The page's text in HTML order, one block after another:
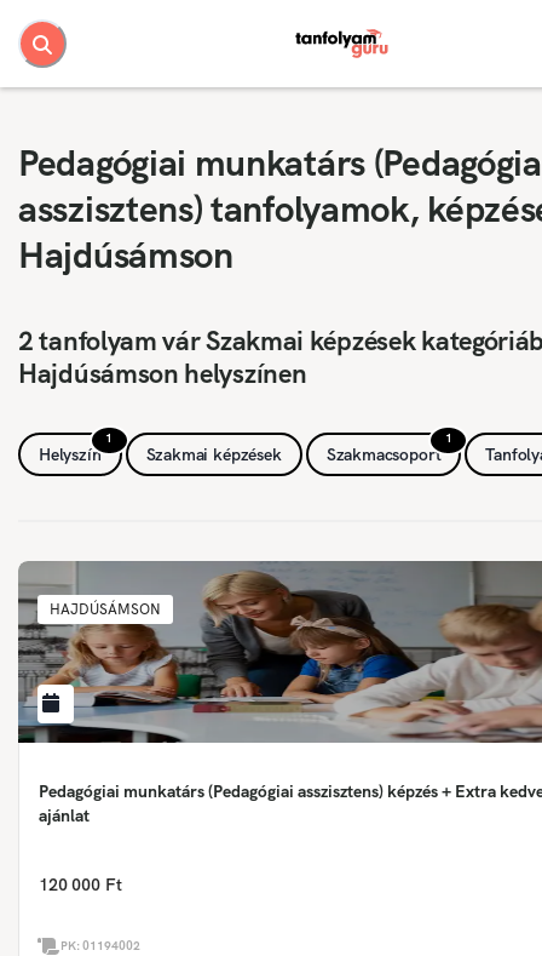
Pedagógiai munkatárs
asszisztens) tanfolyamok,
Hajdúsámson
2 tanfolyam vár Szakmai képzések
Hajdúsámson helyszínen
1
Helyszín Szakmai képzések
1
Szakmacsoport
HAJDÚSÁMSON
Pedagógiai munkatárs (Pedagógiai asszisztens) képzés + Extra
ajánlat
120 000 Ft
PK:01194002